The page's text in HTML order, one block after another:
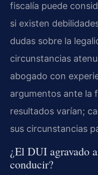
fiscalía puede
si existen
dudas sobre la
circunstancias
abogado con
argumentos ante la
resultados varían;
sus circunstancias
¿El DUI agravado
conducir?